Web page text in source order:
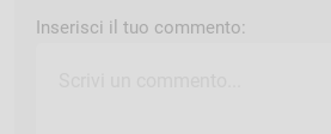
Inserisci il tuo commento: